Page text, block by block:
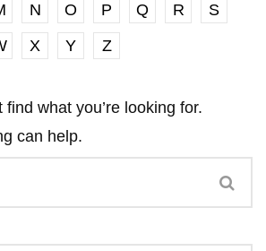
N O P Q R
S
X Y Z
find what you’re looking for.
can help.